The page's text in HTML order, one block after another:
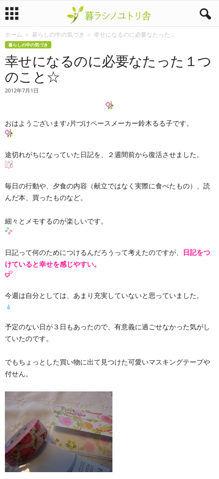
暮
ラ
シ
ユ
リ
ホーム 暮らしの中の気づき 幸せになるのに必要なたった...
暮らしの中の気づき
幸せになるのに必要なたった１つ
のこと☆
2012年7月1日
おはようございます♪片づけペースメーカー鈴木るる子です。
途切れがちになっていた日記を、２週間前から復活させました。
毎日の行動や、夕食の内容（献立ではなく実際に食べたもの）、読
んだ本、買ったものなど。
細々とメモするのが楽しいです。
日記って何のためにつけるんだろうって考えたのですが、
日記をつ
けていると幸せを感じやすい。
今週は自分としては、あまり充実していないと思っていました。
予定のない日が３日もあったので、有意義に過ごせなかった気がし
ていたのです。
でもちょっとした買い物に出て見つけた可愛いマスキングテープや
付せん。